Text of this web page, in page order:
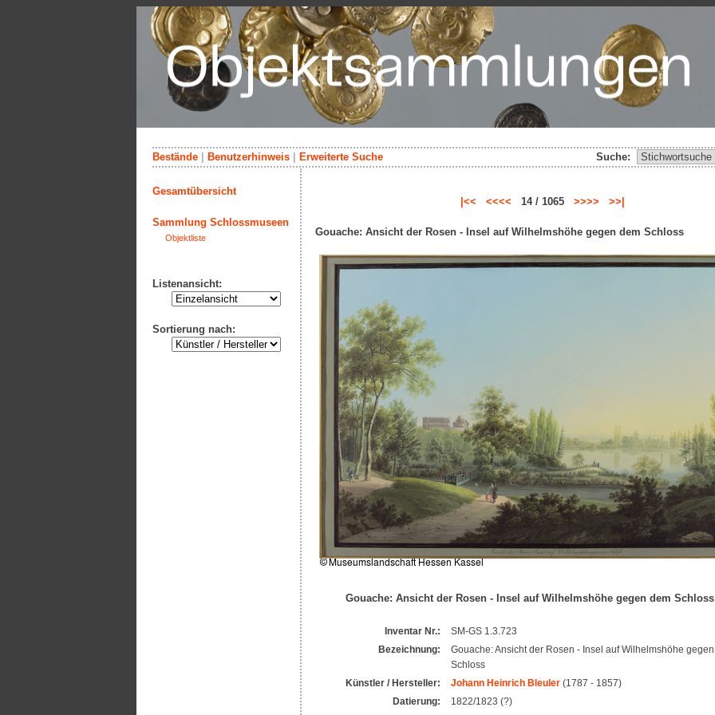
Suche:
Bestände Benutzerhinweis Erweiterte Suche
|<< <<<< 14 / 1065 >>>> >>|
Gouache: Ansicht der Rosen - Insel auf Wilhelmshöhe gegen dem Schloss
Gouache: Ansicht der Rosen - Insel auf Wilhelmshöhe gegen dem Schloss
Inventar Nr.:
SM-GS 1.3.723
Bezeichnung:
Gouache: Ansicht der Rosen - Insel auf Wilhelmshöhe
Schloss
Künstler / Hersteller:
Johann Heinrich Bleuler (1787 - 1857)
Datierung:
1822/1823 (?)
Gesamtübersicht
Sammlung Schlossmuseen
Objektliste
Listenansicht:
Sortierung nach: